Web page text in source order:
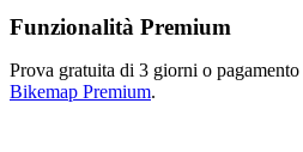
Funzionalità Premium
Prova gratuita di 3 giorni o pagamento
Bikemap Premium.